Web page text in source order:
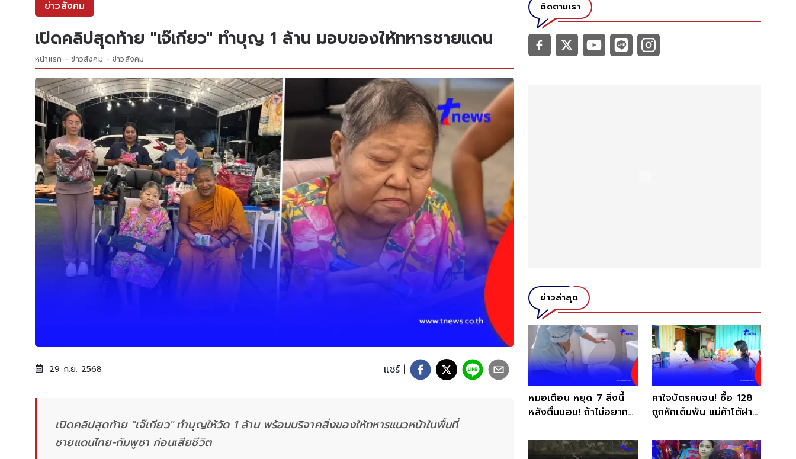
ข่าวสังคม
เปิดคลิปสุดท้าย "เจ๊เกียว" ทำบุญ 1 ล้าน มอบของให้ทหารชายแดน
หน้าแรก ข่าวสังคม ข่าวสังคม
29 ก.ย. 2568 แชร์ |
เปิดคลิปสุดท้าย "เจ๊เกียว" ทำบุญให้วัด 1 ล้าน พร้อมบริจาคสิ่งของให้ทหารแนวหน้าในพื้นที่
ชายแดนไทย-กัมพูชา ก่อนเสียชีวิต
ติดตามเรา
ข่าวล่าสุด
หมอเตือน หยุด 7 สิ่งนี้
หลังตื่นนอน! ถ้าไม่อยาก
คาใจบัตรคนจน! ซื้อ 128
ถูกหักเต็มพัน แม่ค้าโต้ฝาก